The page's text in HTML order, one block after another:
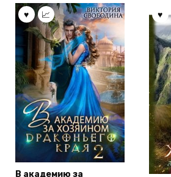
В академию за